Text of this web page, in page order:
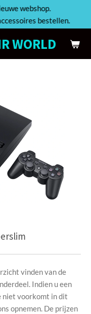
WORLD
webshop.
bestellen.
vinden van de
Indien u een
niet voorkomt in dit
opnemen. De prijzen